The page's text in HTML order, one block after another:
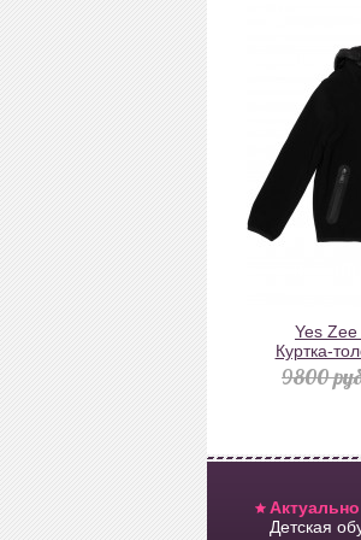
Yes
Куртка-
9800
Актуально
Детская